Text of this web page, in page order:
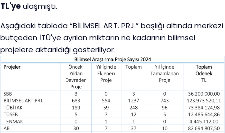
TL'yeulaşmıştı.
Aşağıdaki tabloda “BİLİMSEL ART. PRJ.” başlığı altında merkezi
bütçeden İTÜ'ye ayrılan miktarın ne kadarının bilimsel
projelere aktarıldığı gösteriliyor.